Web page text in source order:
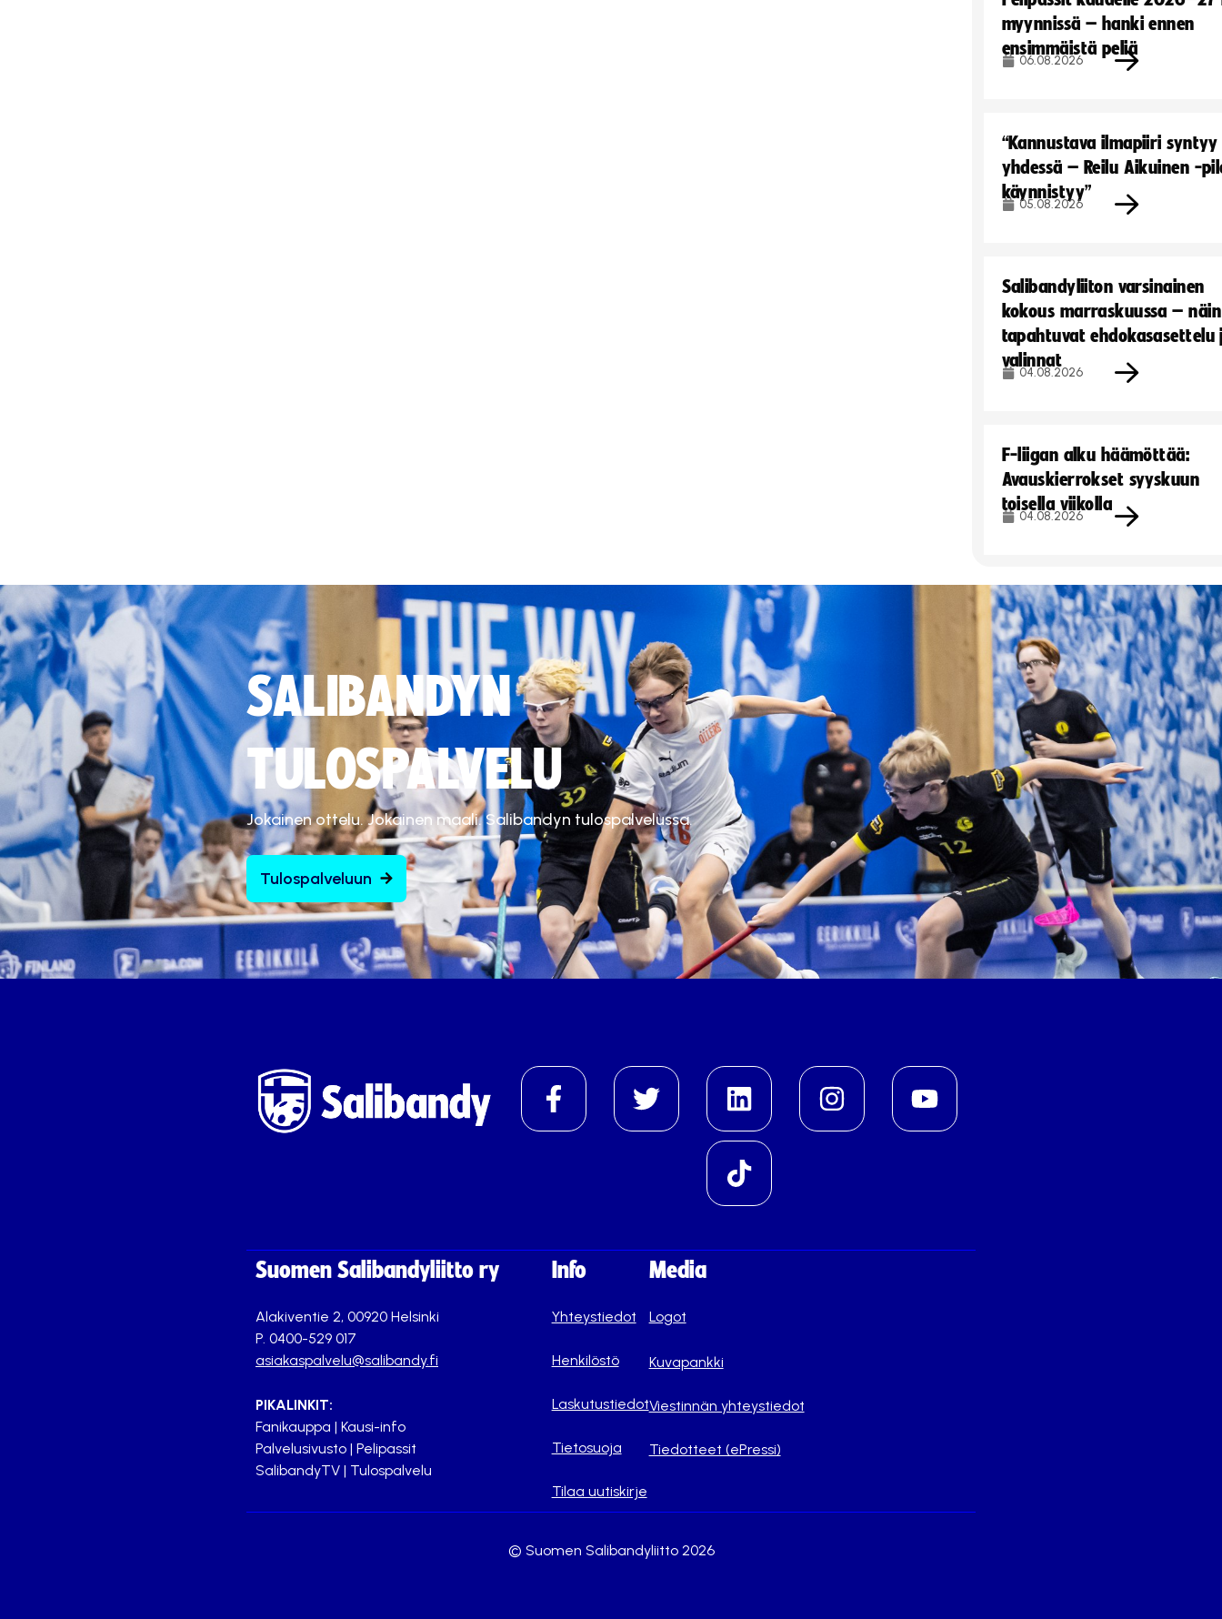
myynnissä – hanki ennen
ensimmäistä peliä
06.08.2026
“Kannustava ilmapiiri syntyy
yhdessä – Reilu Aikuinen -
käynnistyy”
05.08.2026
Salibandyliiton varsinainen
kokous marraskuussa – näin
tapahtuvat ehdokasasettelu
valinnat
04.08.2026
F-liigan alku häämöttää:
Avauskierrokset syyskuun
toisella viikolla
04.08.2026
SALIBANDYN
TULOSPALVELU
Jokainen ottelu. Jokainen maali. Salibandyn tulospalvelussa.
Tulospalveluun
Suomen Salibandyliitto ry
Alakiventie 2, 00920 Helsinki
P. 0400-529 017
asiakaspalvelu@salibandy.fi
PIKALINKIT:
Fanikauppa | Kausi-info
Palvelusivusto | Pelipassit
SalibandyTV | Tulospalvelu
Info
Yhteystiedot
Henkilöstö
Laskutustiedot
Tietosuoja
Tilaa uutiskirje
Media
Logot
Kuvapankki
Viestinnän yhteystiedot
Tiedotteet (ePressi)
© Suomen Salibandyliitto 2026